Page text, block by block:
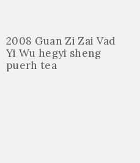
2008 Guan Zi Zai Vad
Yi Wu hegyi sheng
puerh tea